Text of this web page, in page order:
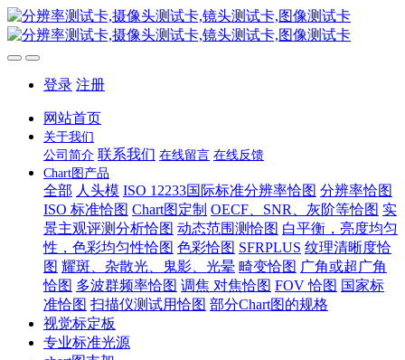
登录 注册
网站首页
关于我们
公司简介 联系我们 在线留言 在线反馈
Chart图产品
全部 人头模 ISO 12233国际标准分辨率恰图 分辨率恰图
ISO 标准恰图 Chart图定制 OECF、SNR、灰阶等恰图 实
景主观评测分析恰图 动态范围测恰图 白平衡，亮度均匀
性，色彩均匀性恰图 色彩恰图 SFRPLUS 纹理清晰度恰
图 耀斑、杂散光、鬼影、光晕 畸变恰图 广角或超广角
恰图 多波群频率恰图 调焦 对焦恰图 FOV 恰图 国家标
准恰图 扫描仪测试用恰图 部分Chart图的规格
视觉标定板
专业标准光源